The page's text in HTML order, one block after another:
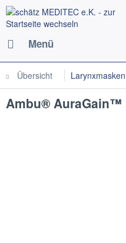
Menü
Übersicht Larynxmasken
Ambu® AuraGain™